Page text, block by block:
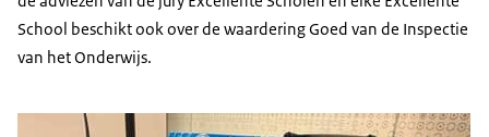
School beschikt ook over de waardering Goed van de Inspectie
van het Onderwijs.